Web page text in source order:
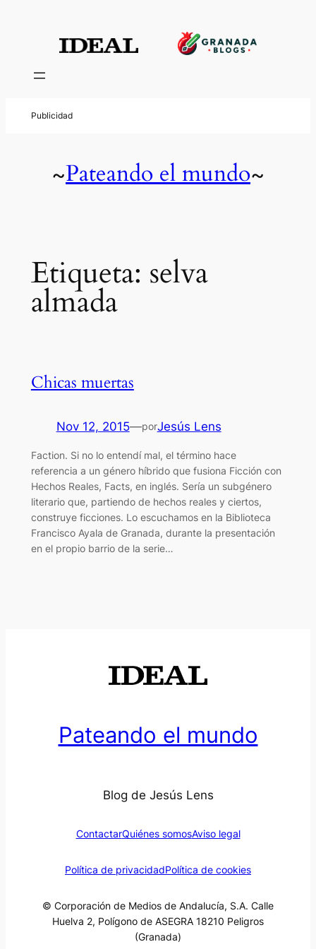
contenido
~Pateando el mundo~
Etiqueta: selva
almada
Chicas muertas
Nov 12, 2015—porJesús Lens
Faction. Si no lo entendí mal, el término hace
referencia a un género híbrido que fusiona Ficción con
Hechos Reales, Facts, en inglés. Sería un subgénero
literario que, partiendo de hechos reales y ciertos,
construye ficciones. Lo escuchamos en la Biblioteca
Francisco Ayala de Granada, durante la presentación
en el propio barrio de la serie…
Pateando el mundo
Blog de Jesús Lens
ContactarQuiénes somosAviso legal
Política de privacidadPolítica de cookies
© Corporación de Medios de Andalucía, S.A. Calle
Huelva 2, Polígono de ASEGRA 18210 Peligros
(Granada)